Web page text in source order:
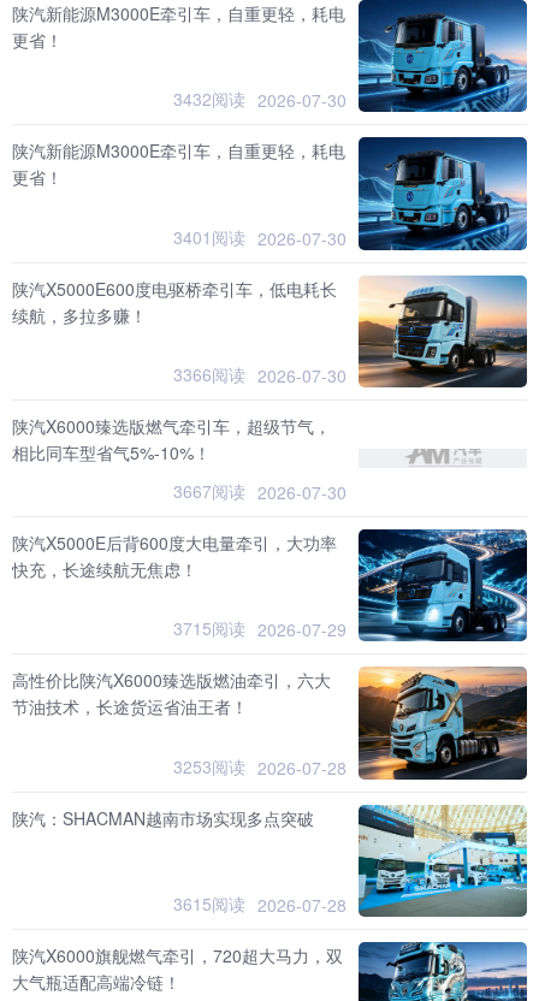
陕汽新能源M3000E牵引车，自重更轻，耗电
更省！
3432阅读 2026-07-30
陕汽新能源M3000E牵引车，自重更轻，耗电
更省！
3401阅读 2026-07-30
陕汽X5000E600度电驱桥牵引车，低电耗长
续航，多拉多赚！
3366阅读 2026-07-30
陕汽X6000臻选版燃气牵引车，超级节气，
相比同车型省气5%-10%！
3667阅读 2026-07-30
陕汽X5000E后背600度大电量牵引，大功率
快充，长途续航无焦虑！
3715阅读 2026-07-29
高性价比陕汽X6000臻选版燃油牵引，六大
节油技术，长途货运省油王者！
3253阅读 2026-07-28
陕汽：SHACMAN越南市场实现多点突破
3615阅读 2026-07-28
陕汽X6000旗舰燃气牵引，720超大马力，双
大气瓶适配高端冷链！